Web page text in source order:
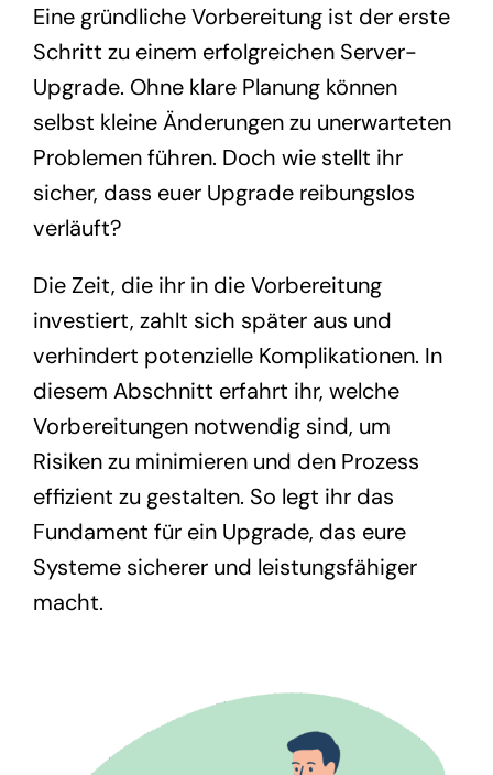
Eine gründliche Vorbereitung ist der erste
Schritt zu einem erfolgreichen Server-
Upgrade. Ohne klare Planung können
selbst kleine Änderungen zu unerwarteten
Problemen führen. Doch wie stellt ihr
sicher, dass euer Upgrade reibungslos
verläuft?
Die Zeit, die ihr in die Vorbereitung
investiert, zahlt sich später aus und
verhindert potenzielle Komplikationen. In
diesem Abschnitt erfahrt ihr, welche
Vorbereitungen notwendig sind, um
Risiken zu minimieren und den Prozess
effizient zu gestalten. So legt ihr das
Fundament für ein Upgrade, das eure
Systeme sicherer und leistungsfähiger
macht.